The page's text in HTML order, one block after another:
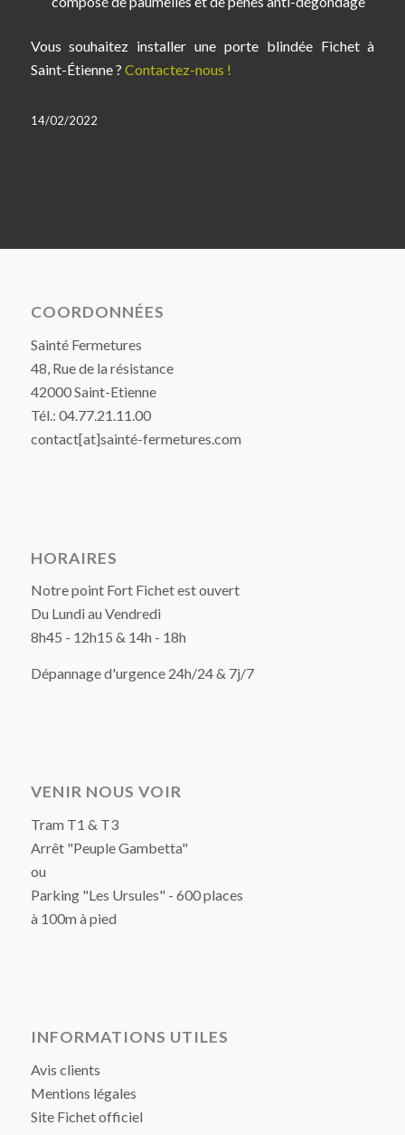
Vous souhaitez installer une porte blindée Fichet à
Saint-Étienne ? Contactez-nous !
14/02/2022
COORDONNÉES
Sainté Fermetures
48, Rue de la résistance
42000 Saint-Etienne
Tél.: 04.77.21.11.00
contact[at]sainté-fermetures.com
HORAIRES
Notre point Fort Fichet est ouvert
Du Lundi au Vendredi
8h45 - 12h15 & 14h - 18h
Dépannage d'urgence 24h/24 & 7j/7
VENIR NOUS VOIR
Tram T1 & T3
Arrêt "Peuple Gambetta"
ou
Parking "Les Ursules" - 600 places
à 100m à pied
INFORMATIONS UTILES
Avis clients
Mentions légales
Site Fichet officiel